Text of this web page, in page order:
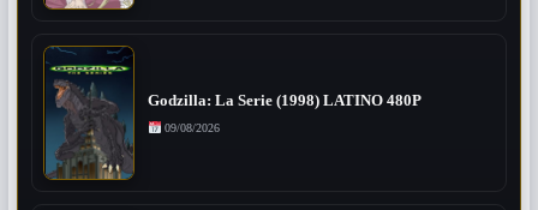
Godzilla: La Serie (1998) LATINO 480P
09/08/2026